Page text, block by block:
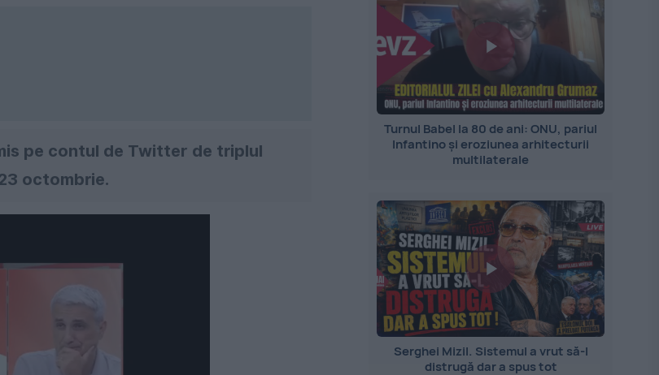
pe contul de Twitter de triplul
octombrie.
Turnul Babel la 80 de ani: ONU, pariul
Infantino și eroziunea arhitecturii
multilaterale
Serghei Mizil. Sistemul a vrut să-l
distrugă dar a spus tot